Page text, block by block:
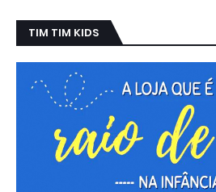
TIM TIM KIDS